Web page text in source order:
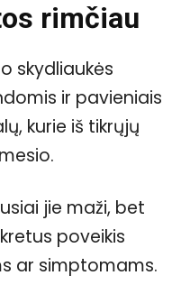
rimčiau
skydliaukės
ir pavieniais
kurie iš tikrųjų
jie maži, bet
poveikis
ar simptomams.